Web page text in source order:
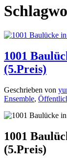
1001
(5.Preis)
Geschrieben von
Ensemble,
1001
(5.Preis)